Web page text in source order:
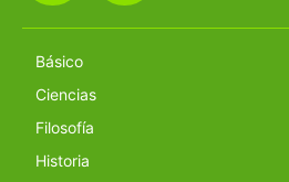
Básico
Ciencias
Filosofía
Historia